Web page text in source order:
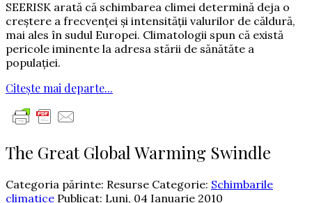
SEERISK arată că schimbarea climei determină deja o
creştere a frecvenţei şi intensităţii valurilor de căldură,
mai ales în sudul Europei. Climatologii spun că există
pericole iminente la adresa stării de sănătăte a
populaţiei.
Citește mai departe...
The Great Global Warming Swindle
Categoria părinte: Resurse Categorie: Schimbarile
climatice Publicat: Luni, 04 Ianuarie 2010